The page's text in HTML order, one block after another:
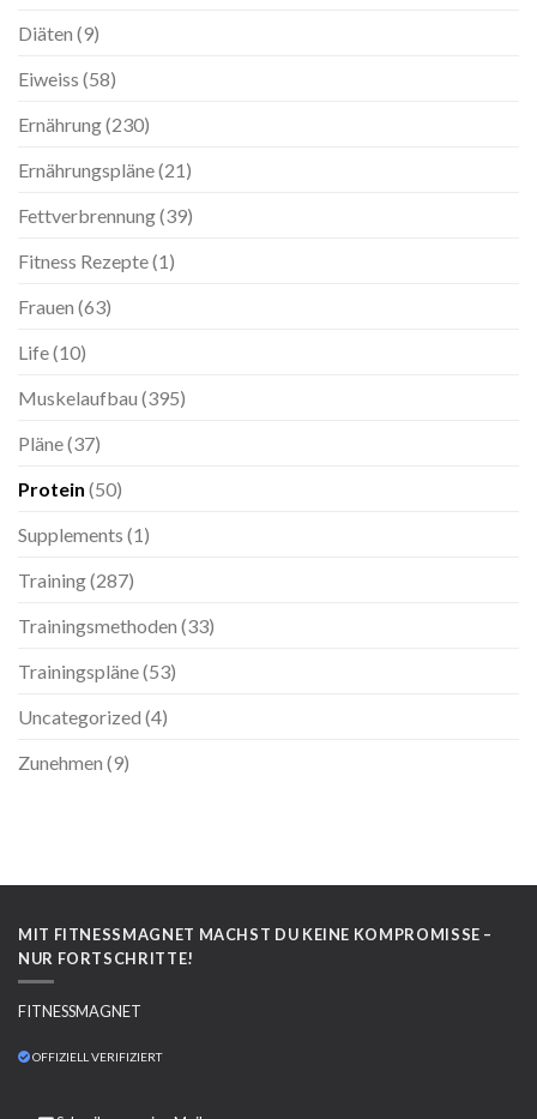
Diäten (9)
Eiweiss (58)
Ernährung(230)
Ernährungspläne(21)
Fettverbrennung(39)
Fitness Rezepte(1)
Frauen (63)
Life(10)
Muskelaufbau (395)
Pläne(37)
Protein (50)
Supplements (1)
Training(287)
Trainingsmethoden (33)
Trainingspläne(53)
Uncategorized (4)
Zunehmen (9)
MIT FITNESSMAGNET MACHST DU KEINE KOMPROMISSE –
NUR FORTSCHRITTE!
FITNESSMAGNET
OFFIZIELL VERIFIZIERT